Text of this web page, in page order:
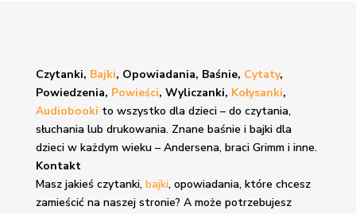
Czytanki, Bajki, Opowiadania, Baśnie, Cytaty,
Powiedzenia, Powieści, Wyliczanki, Kołysanki,
Audiobooki to wszystko dla dzieci – do czytania,
słuchania lub drukowania. Znane baśnie i bajkidla
dzieci w każdym wieku – Andersena, braci Grimm i inne.
Kontakt
Masz jakieś czytanki, bajki, opowiadania, które chcesz
zamieścić na naszej stronie? A może potrzebujesz